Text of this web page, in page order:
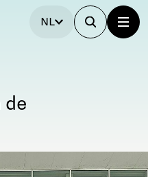
NL
de